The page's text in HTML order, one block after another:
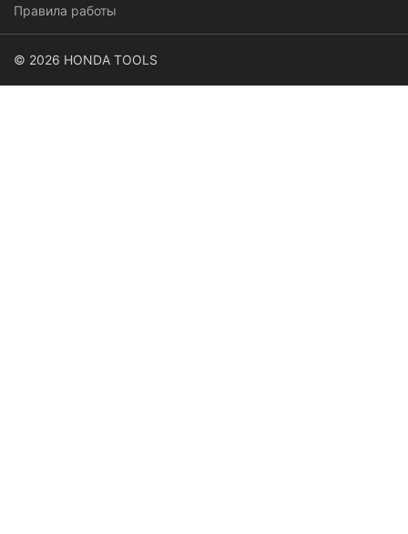
Правила работы
© 2026 HONDA TOOLS